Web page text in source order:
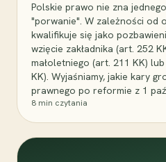
Polskie prawo nie zna
"porwanie". W zależności od
kwalifikuje się jako
wzięcie zakładnika (art. 252
małoletniego (art. 211 KK)
KK). Wyjaśniamy, jakie kary
prawnego po reformie z 1
8 min czytania